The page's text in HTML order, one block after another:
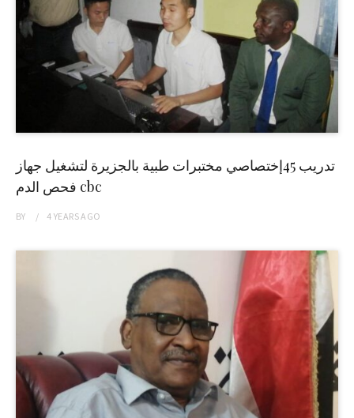
تدريب 45إختصاصي مختبرات طبية بالجزيرة لتشغيل جهاز
فحص الدم cbc
BY 4 YEARSAGO